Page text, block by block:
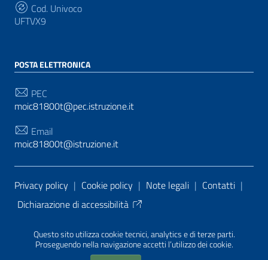
Questo sito utilizza cookie tecnici, analytics e di terze parti.
Proseguendo nella navigazione accetti l’utilizzo dei cookie.
Cod. Univoco
UFTVX9
POSTA ELETTRONICA
PEC
moic81800t@pec.istruzione.it
Email
moic81800t@istruzione.it
Sezione Link Utili
Privacy policy | Cookie policy | Note legali | Contatti |
Dichiarazione di accessibilità
PA di AgID
| Realizzato con WordPress
da